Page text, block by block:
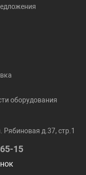
оборудования
Рябиновая д.37, стр.1
15